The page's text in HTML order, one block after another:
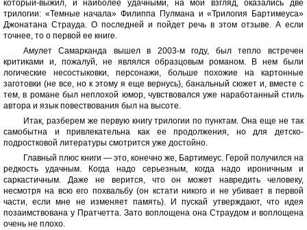
который-выжил, и наиболее удачными, на мой взгляд, оказались две
трилогии: «Темные начала» Филиппа Пулмана и «Трилогия Бартимеуса»
Джонатана Страуда. О последней и пойдет речь в этом отзыве. А если
точнее, то о первой ее книге.
Амулет Самарканда вышел в 2003-м году, был тепло встречен
критиками и, пожалуй, не являлся образцовым романом. В нем были
логические несостыковки, персонажи, больше похожие на картонные
заготовки (не все, но к этому я еще вернусь), банальный сюжет и, вместе с
тем, в романе был неплохой юмор, чувствовался уже наработанный стиль
автора и язык повествования был на высоте.
Итак, разберем же первую книгу трилогии по пунктам. Она еще не так
самобытна и привлекательна как ее продолжения, но для детско-
подростковой литературы смотрится уже достойно.
Главный плюс книги — это, конечно же, Бартимеус. Герой получился на
редкость удачным. Когда надо серьезным, когда надо ироничным и
саркастичным. Даже не верится, что он может навредить человеку,
несмотря на всю его похвальбу (он кстати никого и не убивает в первой
части, если мне не изменяет память). И пускай утверждают, что идея
позаимствована у Пратчетта. Зато воплощена она Страудом и воплощена
очень не плохо.